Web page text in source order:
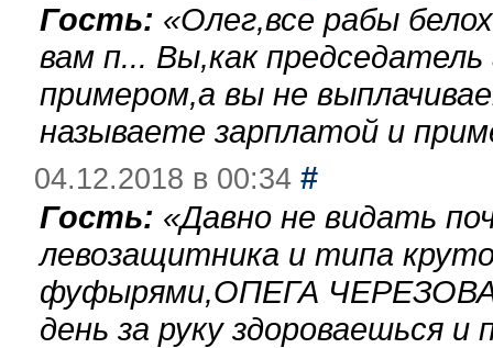
Гость: «Олег,все рабы
вам п... Вы,как
примером,а вы не
называете зарплатой и
04.12.2018 в 00:34 #
Гость: «Давно не видать
левозащитника и типа
фуфырями,ОПЕГА
день за руку здороваешься